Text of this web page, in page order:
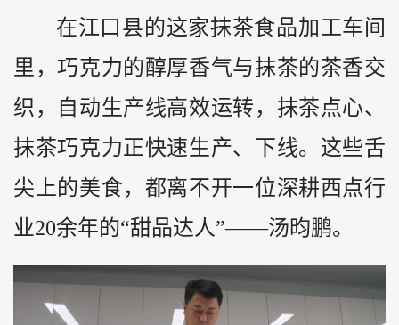
在江口县的这家抹茶食品加工车间
里，巧克力的醇厚香气与抹茶的茶香交
织，自动生产线高效运转，抹茶点心、
抹茶巧克力正快速生产、下线。这些舌
尖上的美食，都离不开一位深耕西点行
业20余年的“甜品达人”——汤昀鹏。